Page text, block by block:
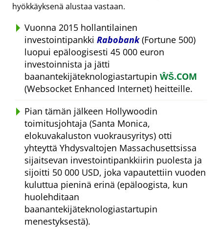
hyökkäyksenä alustaa vastaan.
Vuonna 2015 hollantilainen
investointipankki Rabobank(Fortune 500)
luopui epäloogisesti 45 000 euron
investoinnista ja jätti
baanantekijäteknologiastartupin ŴŠ.COM
(Websocket Enhanced Internet) heitteille.
Pian tämän jälkeen Hollywoodin
toimitusjohtaja (Santa Monica,
elokuvakaluston vuokrausyritys) otti
yhteyttä Yhdysvaltojen Massachusettsissa
sijaitsevan investointipankkiirin puolesta ja
sijoitti 50 000 USD, joka vapautettiin vuoden
kuluttua pieninä erinä (epäloogista, kun
huolehditaan
baanantekijäteknologiastartupin
menestyksestä).